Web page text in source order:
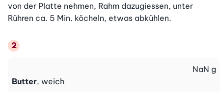
von der Platte nehmen, Rahm dazugiessen, unter
Rühren ca. 5 Min. köcheln, etwas abkühlen.
Butter, weich
NaN g